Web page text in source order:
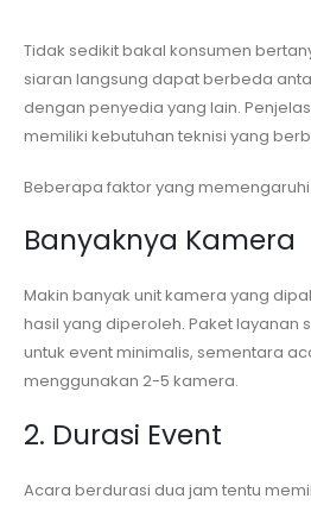
Tidak sedikit bakal konsumen
siaran langsung dapat berbeda
dengan penyedia yang lain.
memiliki kebutuhan teknisi yang
Beberapa faktor yang
Banyaknya Kamera
Makin banyak unit kamera yang
hasil yang diperoleh. Paket layanan
untuk event minimalis, sementara
menggunakan 2-5 kamera.
2. Durasi Event
Acara berdurasi dua jam tentu